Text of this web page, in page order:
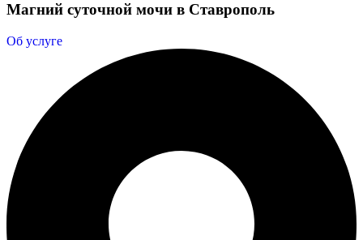
Магний суточной мочи в Ставрополь
Об услуге